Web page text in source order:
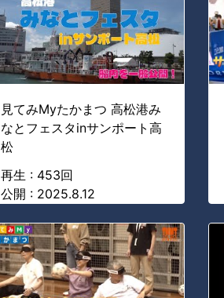
見てみMyたかまつ 高松港み
なとフェスタinサンポート高
松
再生 : 453回
公開 : 2025.8.12